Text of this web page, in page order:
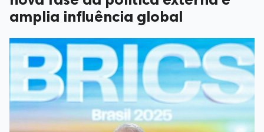
amplia influência global